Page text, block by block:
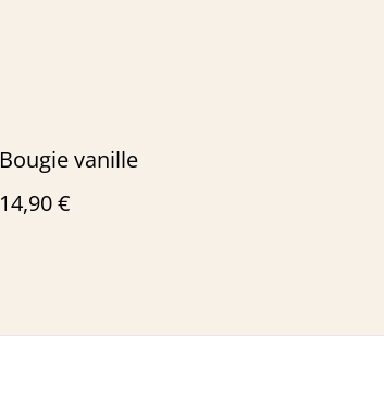
Bougie vanille
14,90 €